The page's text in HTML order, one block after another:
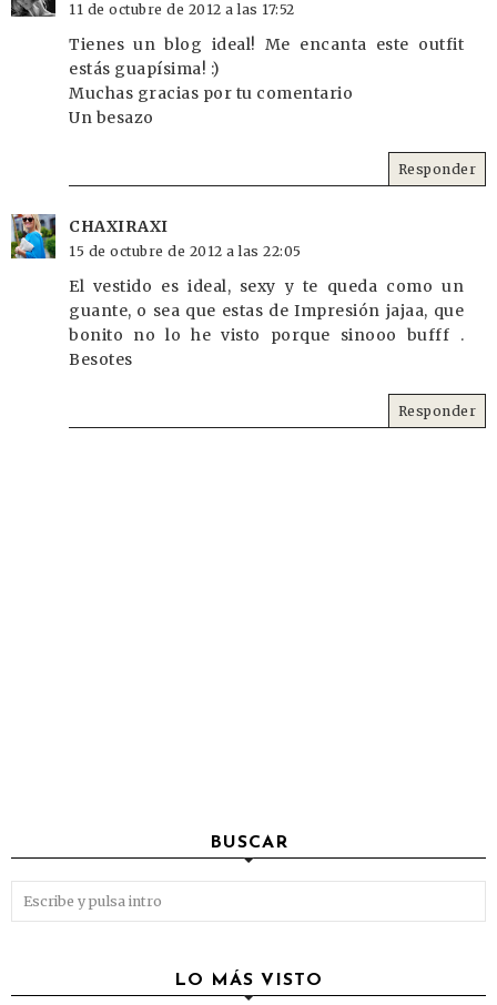
11 de octubre de 2012 a las 17:52
Tienes un blog ideal! Me encanta este outfit
estás guapísima! :)
Muchas gracias por tu comentario
Un besazo
Responder
CHAXIRAXI
15 de octubre de 2012 a las 22:05
El vestido es ideal, sexy y te queda como un
guante, o sea que estas de Impresión jajaa, que
bonito no lo he visto porque sinooo bufff .
Besotes
Responder
BUSCAR
LO MÁS VISTO